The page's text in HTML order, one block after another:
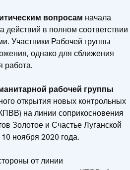
вопросам начала
действий в полном соответствии
Участники Рабочей группы
однако для сближения
работа.
рабочей группы
открытия новых контрольных
на линии соприкосновения
Золотое и Счастье Луганской
ноября 2020 года.
от линии